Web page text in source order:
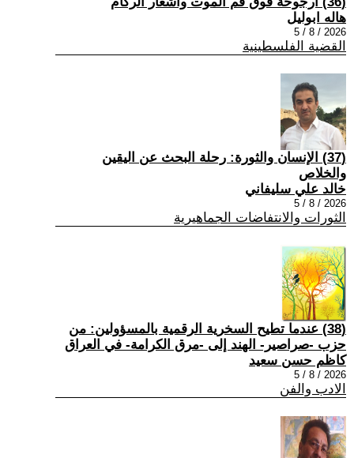
هاله ابوليل
2026 / 8 / 5
القضية الفلسطينية
(37) الإنسان والثورة: رحلة البحث عن اليقين
والخلاص
خالد علي سليفاني
2026 / 8 / 5
الثورات والانتفاضات الجماهيرية
(38) عندما تطيح السخرية الرقمية بالمسؤولين: من
حزب -صراصير- الهند إلى -مرق الكرامة- في العراق
كاظم حسن سعيد
2026 / 8 / 5
الادب والفن